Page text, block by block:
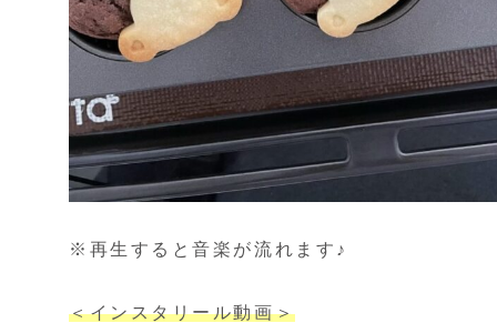
※再生すると音楽が流れます♪
＜インスタリール動画＞